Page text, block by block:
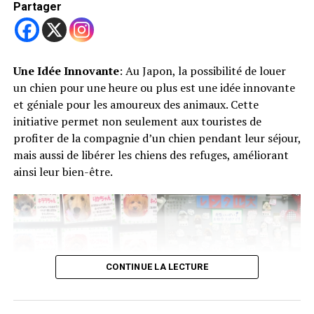
Partager
Arguments juridiques
du Massachusetts stipule que pour établir cette
infraction, il faut prouver que l’accusé a «
volontairement » soumis l’animal à des souffrances
inutiles. La cour a déterminé que Russo n’avait pas
intentionnellement fait souffrir Tipper. Ses actions,
bien que moralement discutables, ne répondaient pas
aux critères légaux de cruauté envers les animaux.
Débat moral et juridique
propriétaires d’animaux en fin de vie. Certains
vétérinaires et défenseurs des droits des animaux
soins appropriés, y compris l’euthanasie si nécessaire
Partager
Une Idée Innovante: Au Japon, la possibilité de louer
un chien pour une heure ou plus est une idée innovante
et géniale pour les amoureux des animaux. Cette
initiative permet non seulement aux touristes de
profiter de la compagnie d’un chien pendant leur séjour,
mais aussi de libérer les chiens des refuges, améliorant
ainsi leur bien-être.
CONTINUE LA LECTURE